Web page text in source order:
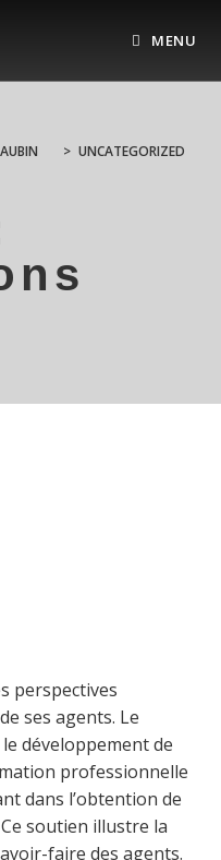
MENU
> UNCATEGORIZED
perspectives
ses agents. Le
développement de
professionnelle
dans l’obtention de
soutien illustre la
faire des agents.